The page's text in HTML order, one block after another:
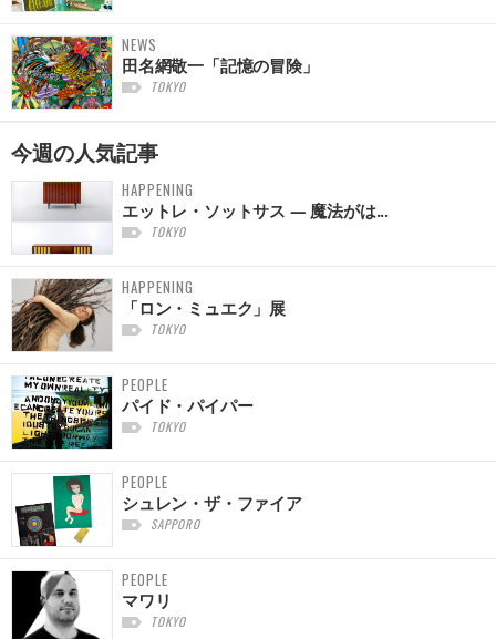
NEWS
田名網敬一「記憶の冒険」
TOKYO
今週の人気記事
HAPPENING
エットレ・ソットサス — 魔法がは...
TOKYO
HAPPENING
「ロン・ミュエク」展
TOKYO
PEOPLE
パイド・パイパー
TOKYO
PEOPLE
シュレン・ザ・ファイア
SAPPORO
PEOPLE
マワリ
TOKYO